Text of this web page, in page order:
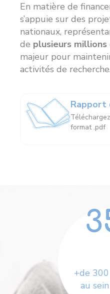
En matière de
s’appuie sur des
nationaux,
de plusieurs millions
majeur pour
activités de recherche.
Rapport
format .pdf
+de
au